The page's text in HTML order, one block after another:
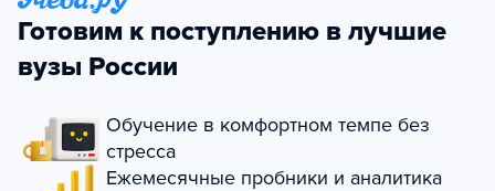
Готовим к поступлению в лучшие
вузы России
Обучение в комфортном темпе без
стресса
Ежемесячные пробники и аналитика